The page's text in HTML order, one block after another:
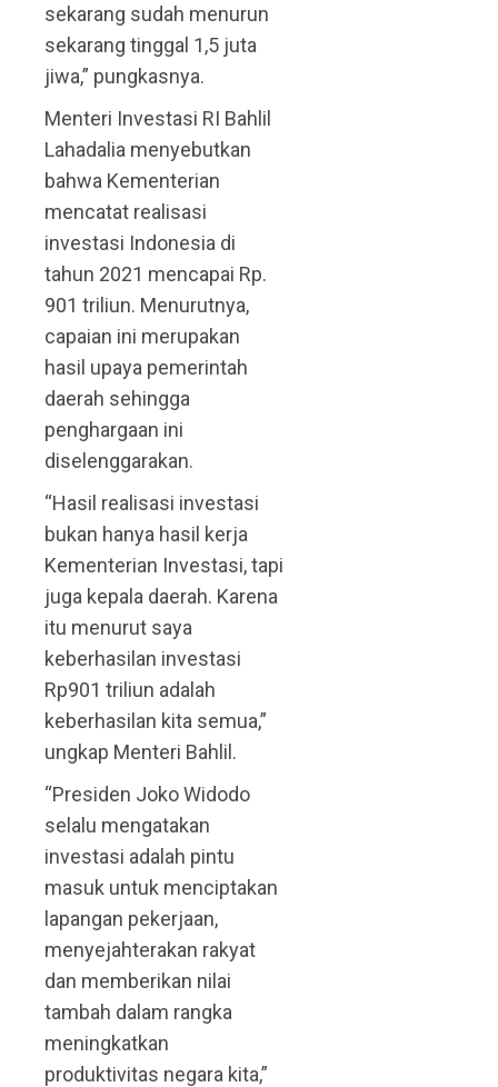
sekarang sudah menurun
sekarang tinggal 1,5 juta
jiwa,” pungkasnya.
Menteri Investasi RI Bahlil
Lahadalia menyebutkan
bahwa Kementerian
mencatat realisasi
investasi Indonesia di
tahun 2021 mencapai Rp.
901 triliun. Menurutnya,
capaian ini merupakan
hasil upaya pemerintah
daerah sehingga
penghargaan ini
diselenggarakan.
“Hasil realisasi investasi
bukan hanya hasil kerja
Kementerian Investasi, tapi
juga kepala daerah. Karena
itu menurut saya
keberhasilan investasi
Rp901 triliun adalah
keberhasilan kita semua,”
ungkap Menteri Bahlil.
“Presiden Joko Widodo
selalu mengatakan
investasi adalah pintu
masuk untuk menciptakan
lapangan pekerjaan,
menyejahterakan rakyat
dan memberikan nilai
tambah dalam rangka
meningkatkan
produktivitas negara kita,”